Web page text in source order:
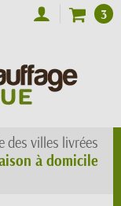
3
des villes livrées
à domicile